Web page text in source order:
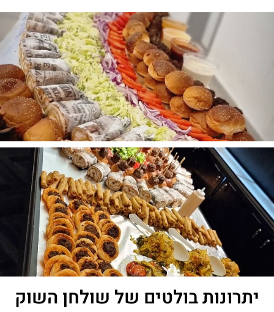
יתרונות בולטים של שולחן השוק